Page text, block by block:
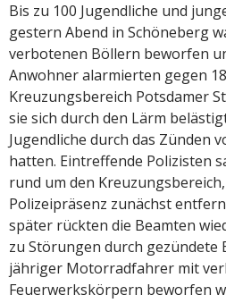
Bis zu 100 Jugendliche und
gestern Abend in Schöneberg
verbotenen Böllern beworfen
Anwohner alarmierten gegen
Kreuzungsbereich Potsdamer
sie sich durch den Lärm
Jugendliche durch das Zünden
hatten. Eintreffende Polizisten
rund um den
Polizeipräsenz zunächst
später rückten die Beamten
zu Störungen durch gezündete
jähriger Motorradfahrer mit
Feuerwerkskörpern beworfen